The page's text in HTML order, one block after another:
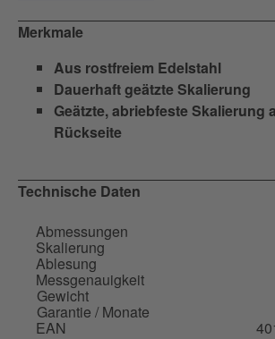
Merkmale
Aus rostfreiem Edelstahl
Dauerhaft geätzte Skalierung
Geätzte, abriebfeste Skalierung
Rückseite
Technische Daten
Abmessungen
Skalierung
Ablesung
Messgenauigkeit
Gewicht
Garantie / Monate
EAN